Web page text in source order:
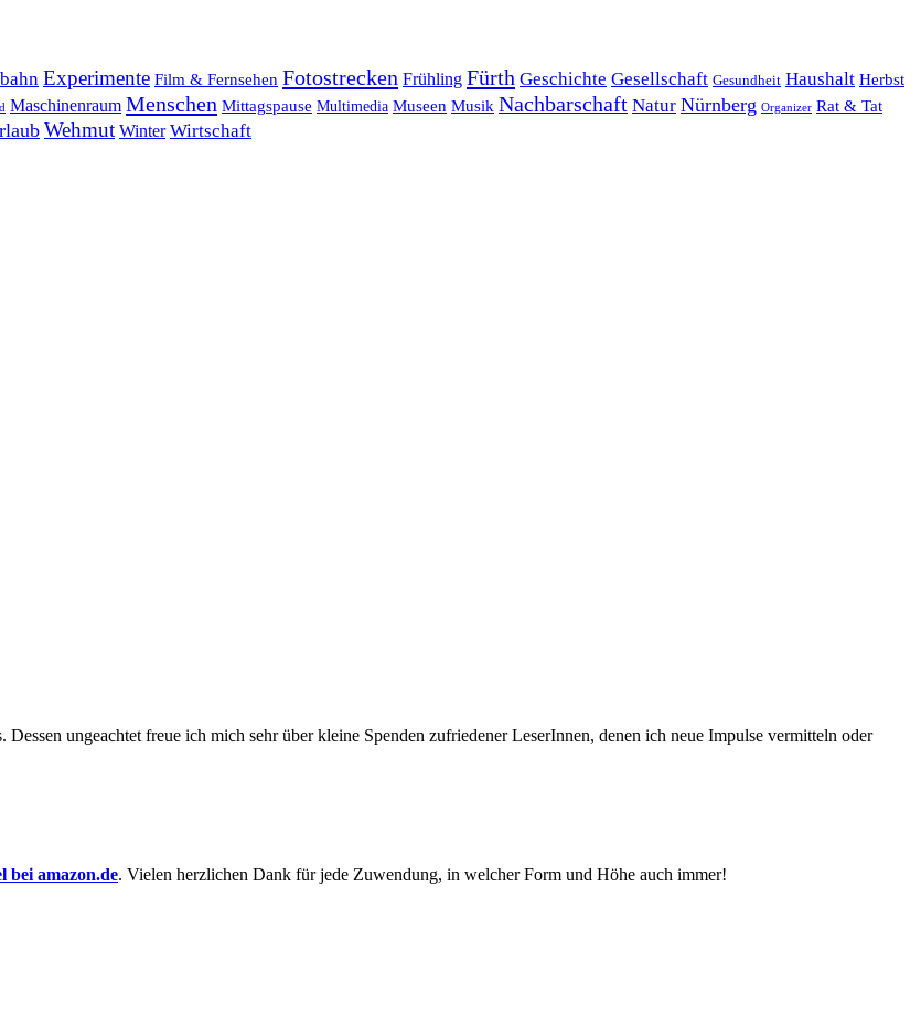
Experimente Film & Fernsehen Fotostrecken Frühling Fürth Geschichte Gesellschaft Gesundheit Haushalt Herbst
Maschinenraum Menschen Mittagspause Multimedia Museen Musik Nachbarschaft Natur Nürnberg Organizer Rat & Tat
Wehmut Winter Wirtschaft
un­ge­achtet freue ich mich sehr über kleine Spenden zufriedener Le­serInnen, denen ich neue Im­pul­se vermitteln oder
bei amazon.de. Vielen herzlichen Dank für jede Zuwendung, in welcher Form und Höhe auch immer!